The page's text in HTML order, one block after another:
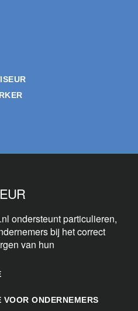
ondersteunt particulieren,
bij het correct
van hun
ONDERNEMERS